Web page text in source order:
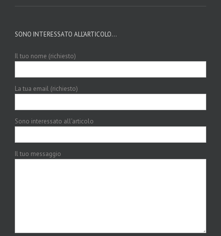
SONO INTERESSATO ALL’ARTICOLO…
Il tuo nome (richiesto)
La tua email (richiesto)
Sono interessato all'articolo
Il tuo messaggio